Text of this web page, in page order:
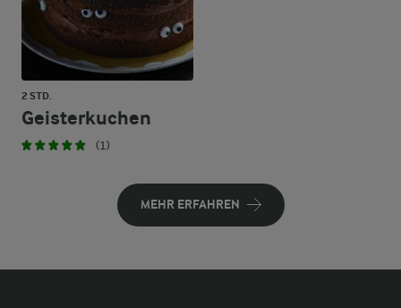
2 STD.
Geisterkuchen
(1)
MEHR ERFAHREN